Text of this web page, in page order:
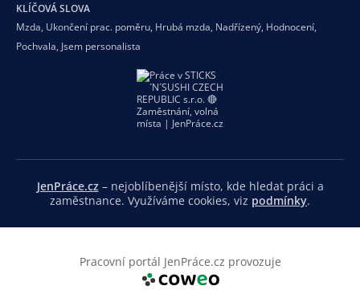
KLÍČOVÁ SLOVA
Mzda, Ukončení prac. poměru, Hrubá mzda, Nadřízený, Hodnocení,
Pochvala, Jsem personalista
JenPráce.cz– nejoblíbenější místo, kde hledat práci a
zaměstnance. Využíváme cookies, viz podmínky.
Pracovní portál JenPráce.cz provozuje